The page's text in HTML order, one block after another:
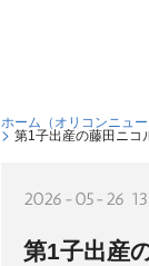
ホーム（オリコンニュー
第1子出産の藤田ニコ
2026-05-26
第1子出産